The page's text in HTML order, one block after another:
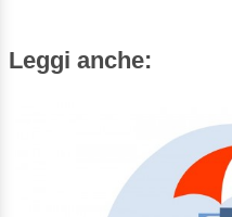
Leggi anche: